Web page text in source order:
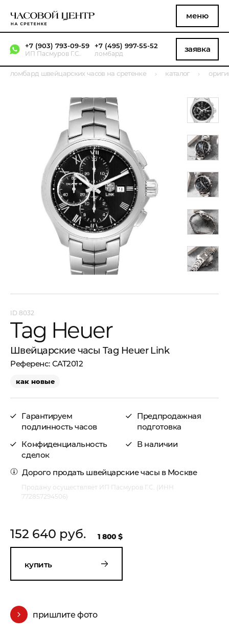
меню
+7 (903) 793-09-59
ИП Пасмуров Г.С.
+7 (495) 997-55-52
ломбард заявка
ломбард швейцарских часов на сретенке каталог
8032
Tag Heuer
Швейцарские часы Tag Heuer Link
CAT2012
как новые
Гарантируем
подлинность часов
Конфиденциальность
сделок
Предпродажная
подготовка
В наличии
Дорого продать швейцарские часы в Москве
Продажу осуществляет ИП Пасмуров Г.С. (ИНН
772857294506)
152 640 руб. 1 800 $
купить
пришлите фото